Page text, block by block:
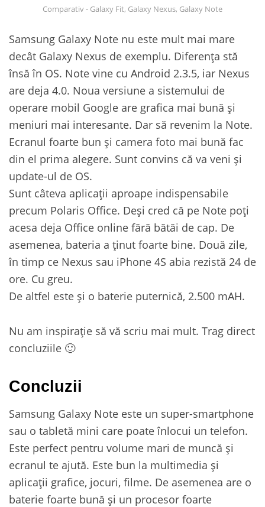
Comparativ - Galaxy Fit, Galaxy Nexus, Galaxy Note
Samsung Galaxy Note nu este mult mai mare
decât Galaxy Nexus de exemplu. Diferența stă
însă în OS. Note vine cu Android 2.3.5, iar Nexus
are deja 4.0. Noua versiune a sistemului de
operare mobil Google are grafica mai bună și
meniuri mai interesante. Dar să revenim la Note.
Ecranul foarte bun și camera foto mai bună fac
din el prima alegere. Sunt convins că va veni și
update-ul de OS.
Sunt câteva aplicații aproape indispensabile
precum Polaris Office. Deși cred că pe Note poți
acesa deja Office online fără bătăi de cap. De
asemenea, bateria a ținut foarte bine. Două zile,
în timp ce Nexus sau iPhone 4S abia rezistă 24 de
ore. Cu greu.
De altfel este și o baterie puternică, 2.500 mAH.
Nu am inspirație să vă scriu mai mult. Trag direct
concluziile 🙂
Concluzii
Samsung Galaxy Note este un super-smartphone
sau o tabletă mini care poate înlocui un telefon.
Este perfect pentru volume mari de muncă și
ecranul te ajută. Este bun la multimedia și
aplicații grafice, jocuri, filme. De asemenea are o
baterie foarte bună și un procesor foarte